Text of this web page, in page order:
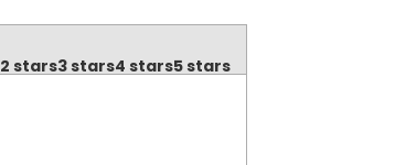
2 stars3 stars4 stars5 stars